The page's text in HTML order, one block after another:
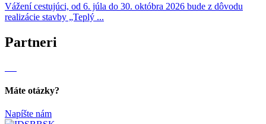
Vážení cestujúci, od 6. júla do 30. októbra 2026 bude z dôvodu
realizácie stavby „Teplý ...
Partneri
Máte otázky?
Napíšte nám